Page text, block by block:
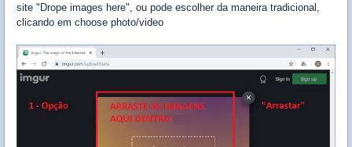
site "Drope images here", ou pode escolher da maneira tradicional,
clicando em choose photo/video